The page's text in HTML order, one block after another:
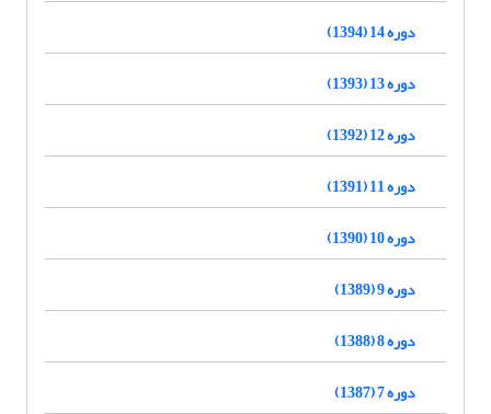
دوره 14 (1394)
دوره 13 (1393)
دوره 12 (1392)
دوره 11 (1391)
دوره 10 (1390)
دوره 9 (1389)
دوره 8 (1388)
دوره 7 (1387)